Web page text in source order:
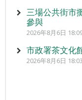
三場公共街市
參與
2026年8月6日
市政署茶文化
2026年8月6日 18:03